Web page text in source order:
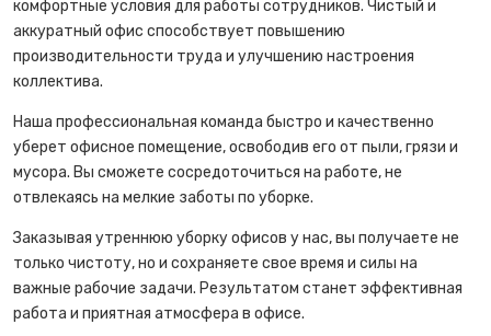
комфортные условия для работы сотрудников. Чистый и
аккуратный офис способствует повышению
производительности труда и улучшению настроения
коллектива.
Наша профессиональная команда быстро и качественно
уберет офисное помещение, освободив его от пыли, грязи и
мусора. Вы сможете сосредоточиться на работе, не
отвлекаясь на мелкие заботы по уборке.
Заказывая утреннюю уборку офисов у нас, вы получаете не
только чистоту, но и сохраняете свое время и силы на
важные рабочие задачи. Результатом станет эффективная
работа и приятная атмосфера в офисе.